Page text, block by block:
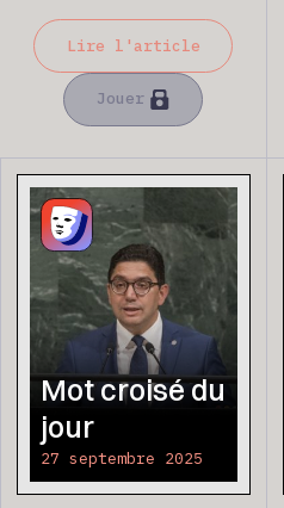
Lire l'article
Jouer
Mot croisé du
jour
27 septembre 2025